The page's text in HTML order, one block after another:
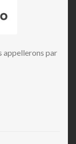
appellerons par